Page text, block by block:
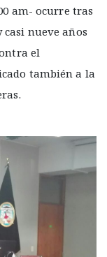
am- ocurre tras
casi nueve años
el
también a la